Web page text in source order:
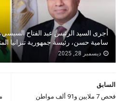
أجرى السيد الرئيس عبد الفتاح السيسي،
سامية حسن، رئيسة جمهورية تنزانيا
ديسمبر 28, 2025
السابق
فحص 7 ملايين و91 ألف مواطن